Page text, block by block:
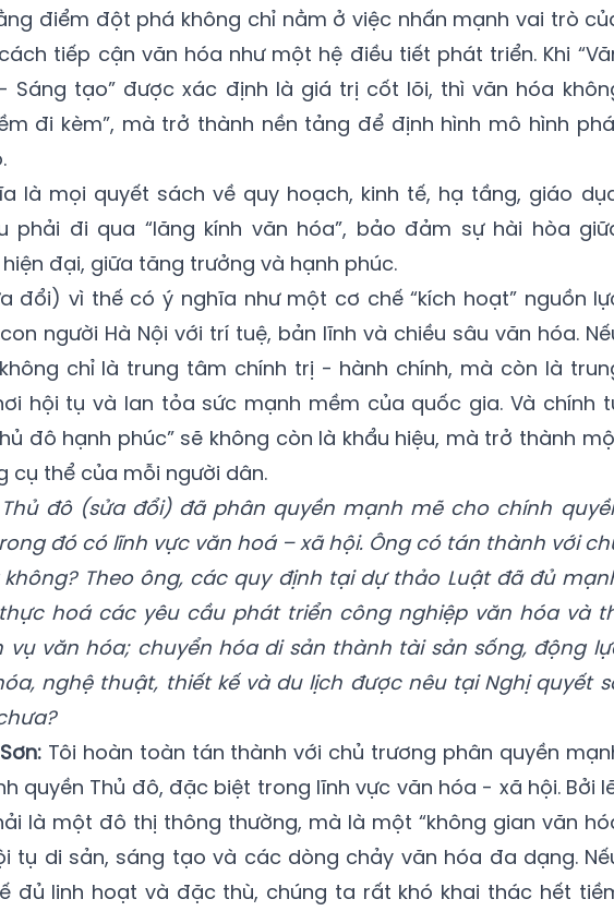
điểm đột phá không chỉ nằm ở việc nhấn mạnh vai trò
tiếp cận văn hóa như một hệ điều tiết phát triển. Khi
Sáng tạo” được xác định là giá trị cốt lõi, thì văn hóa
đi kèm”, mà trở thành nền tảng để định hình mô hình
là mọi quyết sách về quy hoạch, kinh tế, hạ tầng, giáo
phải đi qua “lăng kính văn hóa”, bảo đảm sự hài hòa
đại, giữa tăng trưởng và hạnh phúc.
đổi) vì thế có ý nghĩa như một cơ chế “kích hoạt” nguồn
người Hà Nội với trí tuệ, bản lĩnh và chiều sâu văn hóa.
chỉ là trung tâm chính trị - hành chính, mà còn là
hội tụ và lan tỏa sức mạnh mềm của quốc gia. Và chính
đô hạnh phúc” sẽ không còn là khẩu hiệu, mà trở thành
cụ thể của mỗi người dân.
đô (sửa đổi) đã phân quyền mạnh mẽ cho chính
đó có lĩnh vực văn hoá – xã hội. Ông có tán thành với
Theo ông, các quy định tại dự thảo Luật đã đủ
hoá các yêu cầu phát triển công nghiệp văn hóa và
vụ văn hóa; chuyển hóa di sản thành tài sản sống, động
nghệ thuật, thiết kế và du lịch được nêu tại Nghị quyết
Tôi hoàn toàn tán thành với chủ trương phân quyền
quyền Thủ đô, đặc biệt trong lĩnh vực văn hóa - xã hội. Bởi
là một đô thị thông thường, mà là một “không gian văn
tụ di sản, sáng tạo và các dòng chảy văn hóa đa dạng.
đủ linh hoạt và đặc thù, chúng ta rất khó khai thác hết